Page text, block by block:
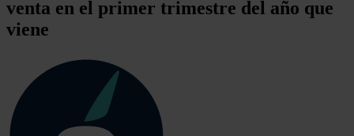
venta en el primer trimestre del año que
viene